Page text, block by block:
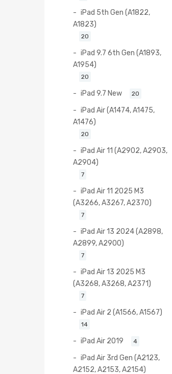
iPad 5th Gen (A1822,
A1823)
20
iPad 9.7 6th Gen (A1893,
A1954)
20
iPad 9.7 New 20
iPad Air (A1474, A1475,
A1476)
20
iPad Air 11 (A2902, A2903,
A2904)
7
iPad Air 11 2025 M3
(A3266, A3267, A2370)
7
iPad Air 13 2024 (A2898,
A2899, A2900)
7
iPad Air 13 2025 M3
(A3268, A3268, A2371)
7
iPad Air 2 (A1566, A1567)
14
iPad Air 2019 4
iPad Air 3rd Gen (A2123,
A2152, A2153, A2154)